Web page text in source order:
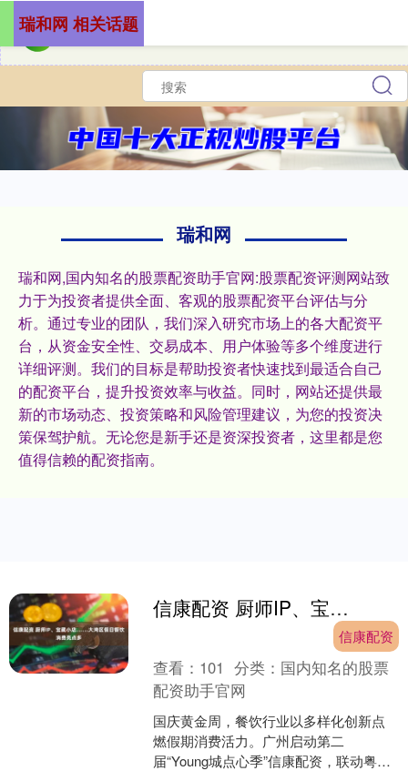
瑞和网
瑞和网,国内知名的股票配资助手官网:股票配资评测网站致
力于为投资者提供全面、客观的股票配资平台评估与分
析。通过专业的团队，我们深入研究市场上的各大配资平
台，从资金安全性、交易成本、用户体验等多个维度进行
详细评测。我们的目标是帮助投资者快速找到最适合自己
的配资平台，提升投资效率与收益。同时，网站还提供最
新的市场动态、投资策略和风险管理建议，为您的投资决
策保驾护航。无论您是新手还是资深投资者，这里都是您
值得信赖的配资指南。
瑞和网 相关话题
信康配资 厨师IP、宝藏小店……大湾区假日餐饮消费亮点多
信康配资
查看： 101 分类： 国内知名的股票
配资助手官网
国庆黄金周，餐饮行业以多样化创新点
燃假期消费活力。广州启动第二
届“Young城点心季”信康配资，联动粤港